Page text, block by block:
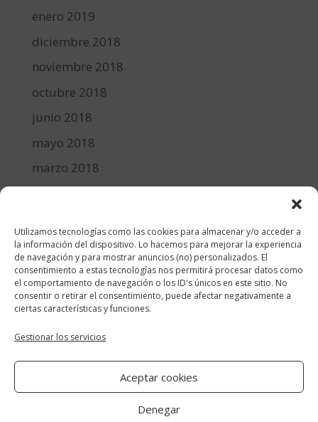
Utilizamos tecnologías como las cookies para almacenar y/o acceder a
la información del dispositivo. Lo hacemos para mejorar la experiencia
de navegación y para mostrar anuncios (no) personalizados. El
consentimiento a estas tecnologías nos permitirá procesar datos como
el comportamiento de navegación o los ID's únicos en este sitio. No
consentir o retirar el consentimiento, puede afectar negativamente a
ciertas características y funciones.
Gestionar los servicios
Aceptar cookies
Denegar
enero 2019
diciembre 2018
noviembre 2018
octubre 2018
junio 2018
mayo 2018
marzo 2018
diciembre 2017
Categorías
cocina y recetas
general
lifestyle
manualidades-diy